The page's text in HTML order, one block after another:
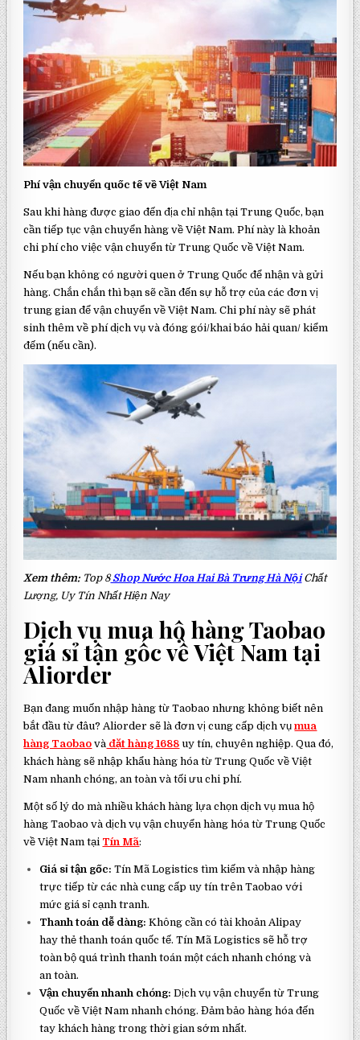
Phí vận chuyển quốc tế về Việt Nam
Sau khi hàng được giao đến địa chỉ nhận tại Trung Quốc, bạn
cần tiếp tục vận chuyển hàng về Việt Nam. Phí này là khoản
chi phí cho việc vận chuyển từ Trung Quốc về Việt Nam.
Nếu bạn không có người quen ở Trung Quốc để nhận và gửi
hàng. Chắn chắn thì bạn sẽ cần đến sự hỗ trợ của các đơn vị
trung gian để vận chuyển về Việt Nam. Chi phí này sẽ phát
sinh thêm về phí dịch vụ và đóng gói/khai báo hải quan/ kiểm
đếm (nếu cần).
Xem thêm: Top 8Shop Nước Hoa Hai Bà Trưng Hà Nội Chất
Lượng, Uy Tín Nhất Hiện Nay
Dịch vụ mua hộ hàng Taobao
giá sỉ tận gốc về Việt Nam tại
Aliorder
Bạn đang muốn nhập hàng từ Taobao nhưng không biết nên
bắt đầu từ đâu? Aliorder sẽ là đơn vị cung cấp dịch vụmua
hàng Taobao và đặt hàng 1688 uy tín, chuyên nghiệp. Qua đó,
khách hàng sẽ nhập khẩu hàng hóa từ Trung Quốc về Việt
Nam nhanh chóng, an toàn và tối ưu chi phí.
Một số lý do mà nhiều khách hàng lựa chọn dịch vụ mua hộ
hàng Taobao và dịch vụvận chuyển hàng hóa từ Trung Quốc
về Việt Nam tại Tín Mã:
Giá sỉ tận gốc:Tín Mã Logistics tìm kiếm và nhập hàng
trực tiếp từ các nhà cung cấp uy tín trên Taobao với
mức giá sỉ cạnh tranh.
Thanh toán dễ dàng: Không cần có tài khoản Alipay
hay thẻ thanh toán quốc tế. Tín Mã Logistics sẽ hỗ trợ
toàn bộ quá trình thanh toán một cách nhanh chóng và
an toàn.
Vận chuyển nhanh chóng:Dịch vụ vận chuyển từ Trung
Quốc về Việt Nam nhanh chóng. Đảm bảo hàng hóa đến
tay khách hàng trong thời gian sớm nhất.